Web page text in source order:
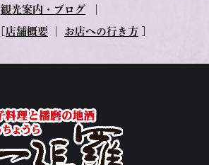
観光案内・ブログ｜
店舗概要 お店への行き方